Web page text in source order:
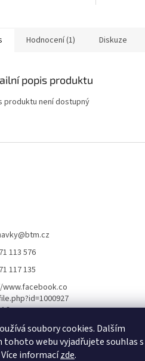
soubory cookies. Dalším
tohoto webu vyjadřujete souhlas
informacízde.
Hodnocení (1) Diskuze
popis produktu
produktu není dostupný
@btm.cz
113 576
117 135
UCupWXXrMkL